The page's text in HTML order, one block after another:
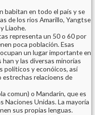
babitan en todo el país y se
de los rios Amarillo, Yangtse
Liaohe.
representa un 50 o 60 por
poca población. Esas
un lugar importante en
y las diversas minorías
políticos y econóicos, así
relacioens de
comun) o Mandarín, que es
Naciones Unidas. La mayoría
sus propias lenguas.